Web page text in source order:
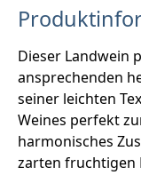
Dieser Landwein
ansprechenden
seiner leichten
Weines perfekt
harmonisches
zarten fruchtigen